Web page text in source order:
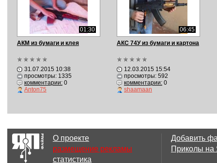
01:30
АКМ из бумаги и клея
31.07.2015 10:38
просмотры: 1335
комментарии:0
Anton75
06:45
АКС 74У из бумаги и картона
12.03.2015 15:54
просмотры: 592
комментарии:0
shaamaan
О проекте
размещение рекламы
статистика
Добавить
Приколы